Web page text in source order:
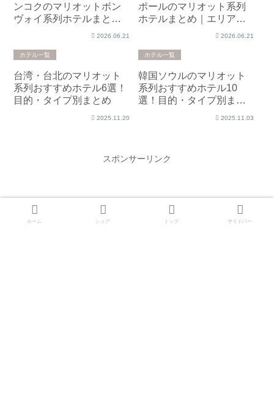
ンコクのマリオットボン
ヴォイ系列ホテルまとめ
｜エリア・ラウンジ情報
2026.06.21
ポールのマリオット系列
ホテルまとめ｜エリア・
ランク・ラウンジ情報2026.06.21
ホテル一覧
台湾・台北のマリオット
系列おすすめホテル6選！
目的・タイプ別まとめ
2025.11.20
ホテル一覧
韓国ソウルのマリオット
系列おすすめホテル10
選！目的・タイプ別まと
2025.11.03
スポンサーリンク
ホーム シェア トップ サイドバー